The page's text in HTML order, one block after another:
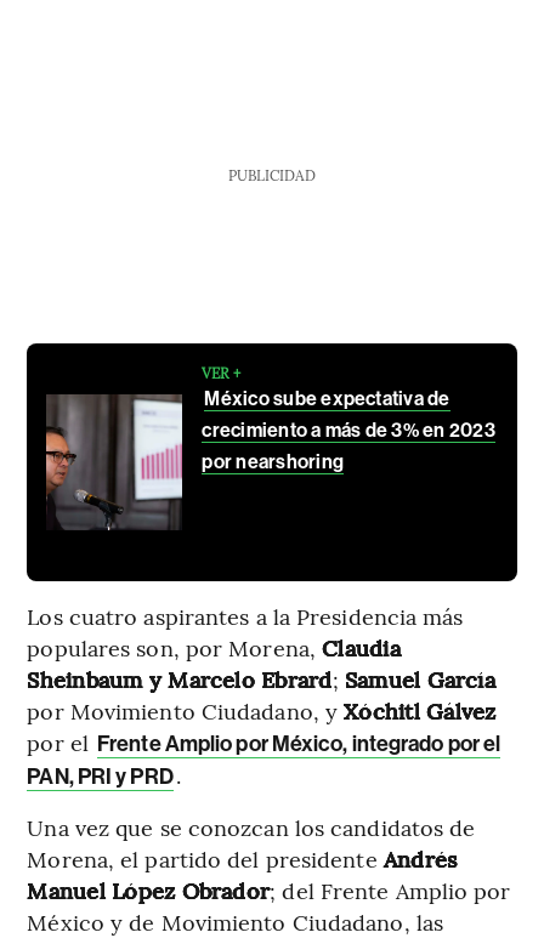
PUBLICIDAD
VER +
México sube expectativa de
crecimiento a más de 3% en 2023
por nearshoring
Los cuatro aspirantes a la Presidencia más
populares son, por Morena, Claudia
Sheinbaum y Marcelo Ebrard; Samuel García
por Movimiento Ciudadano, yXóchitl Gálvez
por el Frente Amplio por México, integrado por el
PAN, PRI y PRD.
Una vez que se conozcan los candidatos de
Morena, el partido del presidente Andrés
Manuel López Obrador; del Frente Amplio por
México y de Movimiento Ciudadano, las